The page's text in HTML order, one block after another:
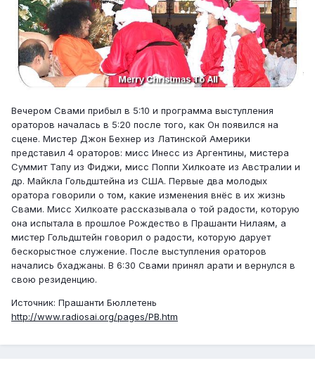
Вечером Свами прибыл в 5:10 и программа выступления
ораторов началась в 5:20 после того, как Он появился на
сцене. Мистер Джон Бехнер из Латинской Америки
представил 4 ораторов: мисс Инесс из Аргентины, мистера
Суммит Тапу из Фиджи, мисс Поппи Хилкоате из Австралии и
др. Майкла Гольдштейна из США. Первые два молодых
оратора говорили о том, какие изменения внёс в их жизнь
Свами. Мисс Хилкоате рассказывала о той радости, которую
она испытала в прошлое Рождество в Прашанти Нилаям, а
мистер Гольдштейн говорил о радости, которую дарует
бескорыстное служение. После выступления ораторов
начались бхаджаны. В 6:30 Свами принял арати и вернулся в
свою резиденцию.
Источник: Прашанти Бюллетень
http://www.radiosai.org/pages/PB.htm